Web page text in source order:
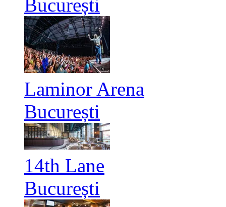
București
Laminor Arena
București
14th Lane
București